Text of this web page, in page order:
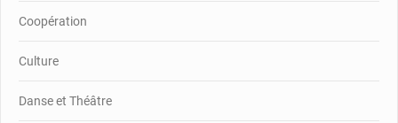
Coopération
Culture
Danse et Théâtre